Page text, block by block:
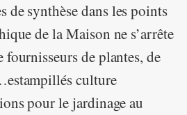
de synthèse dans les points
de la Maison ne s’arrête
fournisseurs de plantes, de
culture
pour le jardinage au